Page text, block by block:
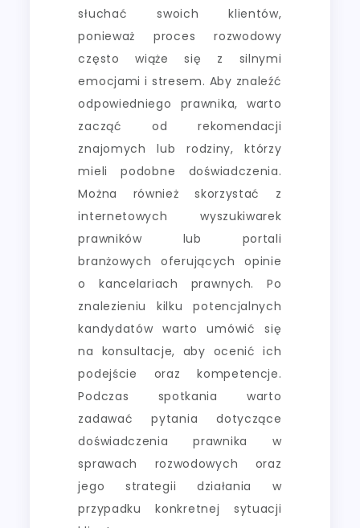
słuchać swoich klientów,
ponieważ proces rozwodowy
często wiąże się z silnymi
emocjami i stresem. Aby znaleźć
odpowiedniego prawnika, warto
zacząć od rekomendacji
znajomych lub rodziny, którzy
mieli podobne doświadczenia.
Można również skorzystać z
internetowych wyszukiwarek
prawników lub portali
branżowych oferujących opinie
o kancelariach prawnych. Po
znalezieniu kilku potencjalnych
kandydatów warto umówić się
na konsultacje, aby ocenić ich
podejście oraz kompetencje.
Podczas spotkania warto
zadawać pytania dotyczące
doświadczenia prawnika w
sprawach rozwodowych oraz
jego strategii działania w
przypadku konkretnej sytuacji